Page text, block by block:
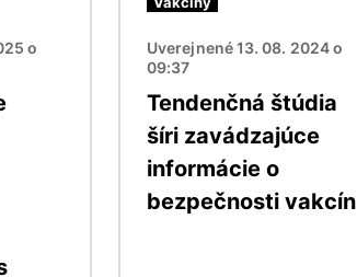
o
Uverejnené 13. 08. 2024 o
09:37
Tendenčná štúdia
šíri zavádzajúce
informácie o
bezpečnosti vakcín